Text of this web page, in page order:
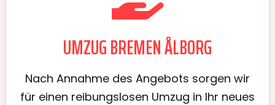
UMZUG BREMEN ÅLBORG
Nach Annahme des Angebots sorgen wir
für einen reibungslosen Umzug in Ihr neues